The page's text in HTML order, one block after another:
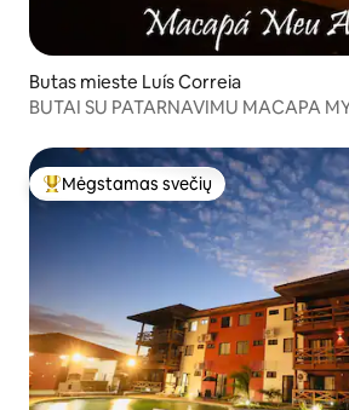
Butas mieste Luís Correia
BUTAI SU PATARNAVIMU MACAPA
Svečių mėgstamiausias
Mėgstamas svečių